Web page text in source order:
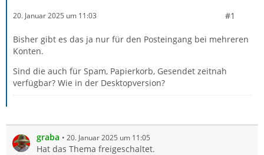
20. Januar 2025 um 11:03 #1
Bisher gibt es das ja nur für den Posteingang bei mehreren
Konten.
Sind die auch für Spam, Papierkorb, Gesendet zeitnah
verfügbar? Wie in der Desktopversion?
graba 20. Januar 2025 um 11:05
Hat das Thema freigeschaltet.